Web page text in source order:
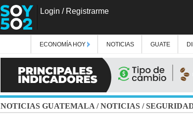
Login / Registrarme
ECONOMÍA HOY NOTICIAS GUATE
NOTICIAS GUATEMALA /NOTICIAS /